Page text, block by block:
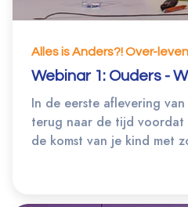
Alles is Anders?! Over-
Webinar 1: Ouders -
In de eerste aflevering
terug naar de tijd voordat
de komst van je kind met